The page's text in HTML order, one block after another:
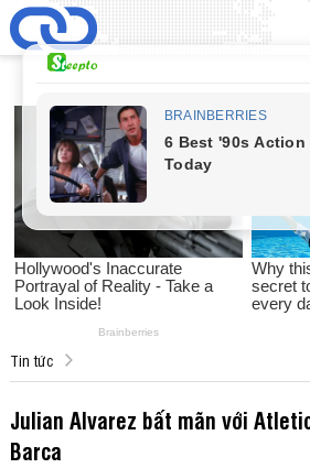
Tin tức
Julian Alvarez bất mãn với
Barca